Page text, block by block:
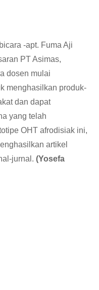
-apt. Fuma Aji
PT Asimas,
dosen mulai
menghasilkan produk-
dan dapat
yang telah
OHT afrodisiak ini,
artikel
jurnal. (Yosefa